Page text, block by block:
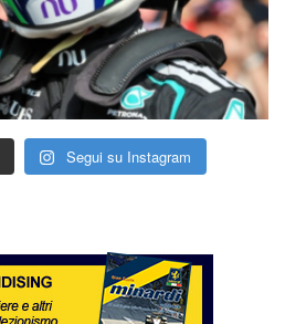
Segui su Instagram